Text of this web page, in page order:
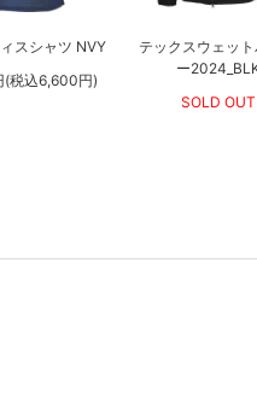
スシャツ NVY
税込6,600円)
テックスウェット
ー
SOLD OUT